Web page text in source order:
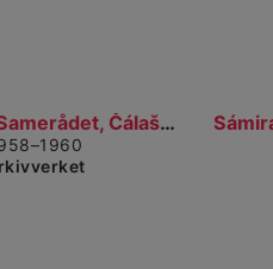
Sámiráđđi / Samerådet, Čálašeapmi, áššebáhpirat /...
Gå til detaljvisning